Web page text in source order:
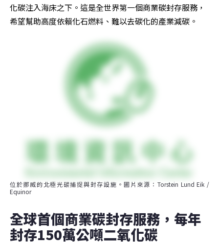
化碳注入海床之下。這是全世界第一個商業碳封存服務，
希望幫助高度依賴化石燃料、難以去碳化的產業減碳。
位於挪威的北極光碳捕捉與封存設施。圖片來源：Torstein Lund Eik /
Equinor
全球首個商業碳封存服務，每年
封存150萬公噸二氧化碳